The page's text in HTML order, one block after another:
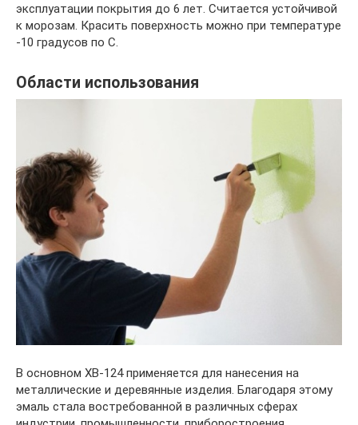
эксплуатации покрытия до 6 лет. Считается устойчивой
к морозам. Красить поверхность можно при температуре
-10 градусов по С.
Области использования
В основном ХВ-124 применяется для нанесения на
металлические и деревянные изделия. Благодаря этому
эмаль стала востребованной в различных сферах